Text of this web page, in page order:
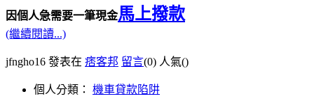
因個人急需要一筆現金馬上撥款
(繼續閱讀...)
jfngho16 發表在 痞客邦 留言(0) 人氣()
個人分類： 機車貸款陷阱